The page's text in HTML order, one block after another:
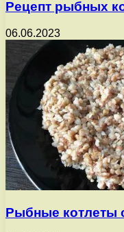
Рецепт рыбных
06.06.2023
Рыбные котлеты